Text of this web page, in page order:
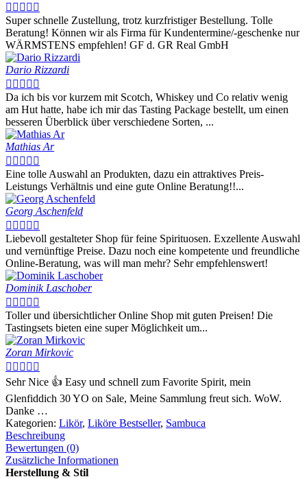
    
Super schnelle Zustellung, trotz kurzfristiger Bestellung. Tolle
Beratung! Können wir als Firma für Kundentermine/-geschenke nur
WÄRMSTENS empfehlen! GF d. GR Real GmbH
Dario Rizzardi
    
Da ich bis vor kurzem mit Scotch, Whiskey und Co relativ wenig
am Hut hatte, habe ich mir das Tasting Package bestellt, um einen
besseren Überblick über verschiedene Sorten, ...
Mathias Ar
    
Eine tolle Auswahl an Produkten, dazu ein attraktives Preis-
Leistungs Verhältnis und eine gute Online Beratung!!...
Georg Aschenfeld
    
Liebevoll gestalteter Shop für feine Spirituosen. Exzellente Auswahl
und vernünftige Preise. Dazu noch eine kompetente und freundliche
Online-Beratung, was will man mehr? Sehr empfehlenswert!
Dominik Laschober
    
Toller und übersichtlicher Online Shop mit guten Preisen! Die
Tastingsets bieten eine super Möglichkeit um...
Zoran Mirkovic
    
Sehr Nice 👍 Easy und schnell zum Favorite Spirit, mein
Glenfiddich 30 YO on Sale, Meine Sammlung freut sich. WoW.
Danke …
Kategorien: Likör, Liköre Bestseller, Sambuca
Beschreibung
Bewertungen (0)
Zusätzliche Informationen
Herstellung & Stil